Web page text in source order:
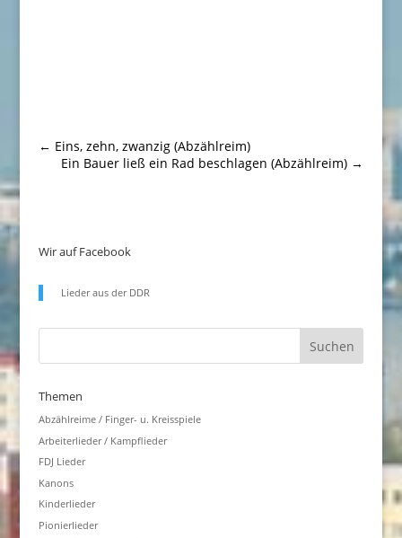
← Eins, zehn, zwanzig (Abzählreim)
Ein Bauer ließ ein Rad beschlagen (Abzählreim) →
Wir auf Facebook
Lieder aus der DDR
Themen
Abzählreime / Finger- u. Kreisspiele
Arbeiterlieder / Kampflieder
FDJ Lieder
Kanons
Kinderlieder
Pionierlieder